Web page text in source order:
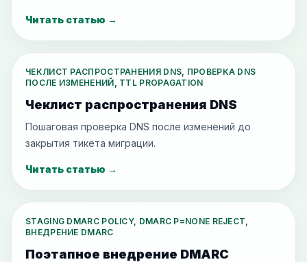
Читать статью →
ЧЕКЛИСТ РАСПРОСТРАНЕНИЯ DNS, ПРОВЕРКА DNS
ПОСЛЕ ИЗМЕНЕНИЙ, TTL PROPAGATION
Чеклист распространения DNS
Пошаговая проверка DNS после изменений до
закрытия тикета миграции.
Читать статью →
STAGING DMARC POLICY, DMARC P=NONE REJECT,
ВНЕДРЕНИЕ DMARC
Поэтапное внедрение DMARC